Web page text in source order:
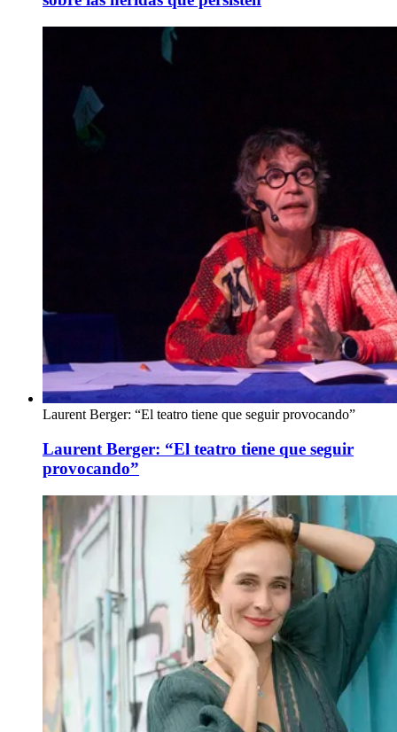
Laurent Berger: “El teatro tiene que seguir provocando”
Laurent Berger: “El teatro tiene que seguir
provocando”